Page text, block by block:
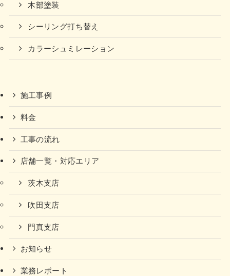
木部塗装
シーリング打ち替え
カラーシュミレーション
施工事例
料金
工事の流れ
店舗一覧・対応エリア
茨木支店
吹田支店
門真支店
お知らせ
業務レポート